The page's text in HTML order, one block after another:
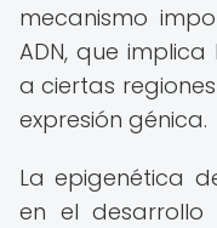
mecanismo
ADN, que
a ciertas
expresión génica.
La epigenética
en el desarrollo